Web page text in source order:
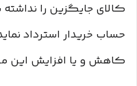
کالای جایگزین را نداشته
حساب خریدار استرداد
کاهش و یا افزایش این